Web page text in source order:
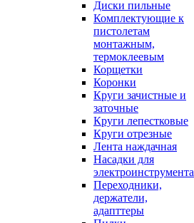
Диски пильные
Комплектующие к
пистолетам
монтажным,
термоклеевым
Корщетки
Коронки
Круги зачистные и
заточные
Круги лепестковые
Круги отрезные
Лента наждачная
Насадки для
электроинструмента
Переходники,
держатели,
адапттеры